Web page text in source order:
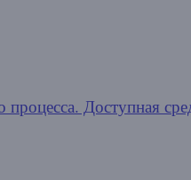
процесса. Доступная